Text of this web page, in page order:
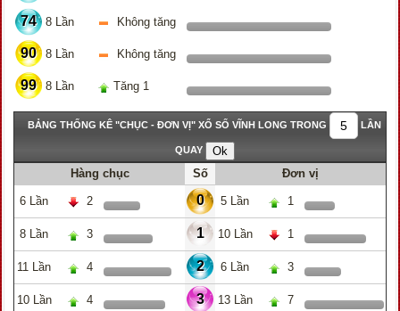
74 8 Lần Không tăng
90 8 Lần Không tăng
99 8 Lần Tăng 1
BẢNG THỐNG KÊ "CHỤC - ĐƠN VỊ" XỔ SỐ VĨNH LONG TRONG LẦN
QUAY
Hàng chục Số Đơn vị
6 Lần 2 0 5 Lần 1
8 Lần 3 1 10 Lần 1
11 Lần 4 2 6 Lần 3
10 Lần 4 3 13 Lần 7